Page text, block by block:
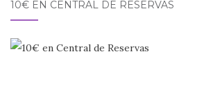
10€ EN CENTRAL DE RESERVAS